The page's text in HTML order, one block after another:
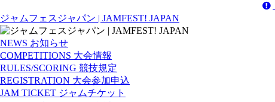
ジャムフェスジャパン | JAMFEST! JAPAN
NEWS お知らせ
COMPETITIONS 大会情報
RULES/SCORING 競技規定
REGISTRATION 大会参加申込
JAM TICKET ジャムチケット